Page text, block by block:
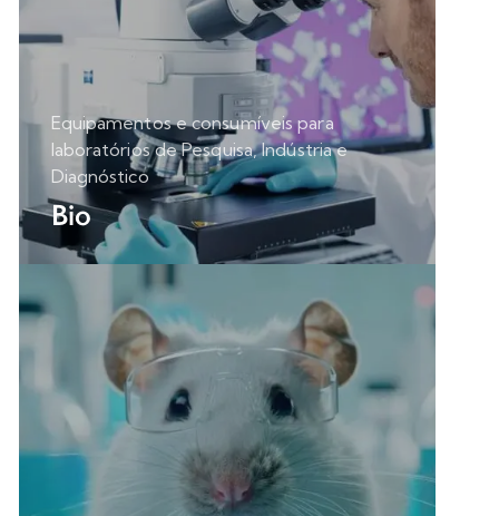
Equipamentos e consumíveis para
laboratórios de Pesquisa, Indústria e
Diagnóstico
Bio